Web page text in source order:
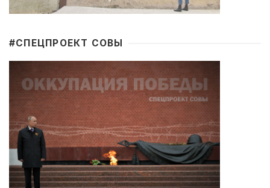
#CПЕЦПРОЕКТ СОВЫ